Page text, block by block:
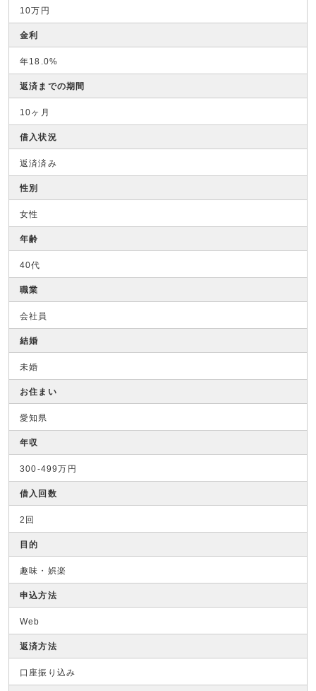
10万円
金利
年18.0%
返済までの期間
10ヶ月
借入状況
返済済み
性別
女性
年齢
40代
職業
会社員
結婚
未婚
お住まい
愛知県
年収
300-499万円
借入回数
2回
目的
趣味・娯楽
申込方法
Web
返済方法
口座振り込み